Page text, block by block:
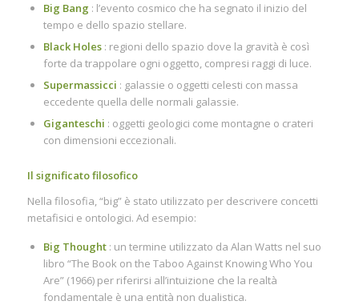
Big Bang : l’evento cosmico che ha segnato il inizio del
tempo e dello spazio stellare.
Black Holes : regioni dello spazio dove la gravità è così
forte da trappolare ogni oggetto, compresi raggi di luce.
Supermassicci : galassie o oggetti celesti con massa
eccedente quella delle normali galassie.
Giganteschi : oggetti geologici come montagne o crateri
con dimensioni eccezionali.
Il significato filosofico
Nella filosofia, “big” è stato utilizzato per descrivere concetti
metafisici e ontologici. Ad esempio:
Big Thought : un termine utilizzato da Alan Watts nel suo
libro “The Book on the Taboo Against Knowing Who You
Are” (1966) per riferirsi all’intuizione che la realtà
fondamentale è una entità non dualistica.